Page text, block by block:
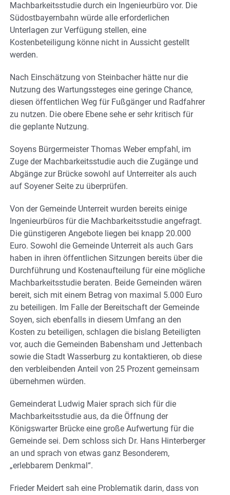
Machbarkeitsstudie durch ein Ingenieurbüro vor. Die
Südostbayernbahn würde alle erforderlichen
Unterlagen zur Verfügung stellen, eine
Kostenbeteiligung könne nicht in Aussicht gestellt
werden.
Nach Einschätzung von Steinbacher hätte nur die
Nutzung des Wartungssteges eine geringe Chance,
diesen öffentlichen Weg für Fußgänger und Radfahrer
zu nutzen. Die obere Ebene sehe er sehr kritisch für
die geplante Nutzung.
Soyens Bürgermeister Thomas Weber empfahl, im
Zuge der Machbarkeitsstudie auch die Zugänge und
Abgänge zur Brücke sowohl auf Unterreiter als auch
auf Soyener Seite zu überprüfen.
Von der Gemeinde Unterreit wurden bereits einige
Ingenieurbüros für die Machbarkeitsstudie angefragt.
Die günstigeren Angebote liegen bei knapp 20.000
Euro. Sowohl die Gemeinde Unterreit als auch Gars
haben in ihren öffentlichen Sitzungen bereits über die
Durchführung und Kostenaufteilung für eine mögliche
Machbarkeitsstudie beraten. Beide Gemeinden wären
bereit, sich mit einem Betrag von maximal 5.000 Euro
zu beteiligen. Im Falle der Bereitschaft der Gemeinde
Soyen, sich ebenfalls in diesem Umfang an den
Kosten zu beteiligen, schlagen die bislang Beteiligten
vor, auch die Gemeinden Babensham und Jettenbach
sowie die Stadt Wasserburg zu kontaktieren, ob diese
den verbleibenden Anteil von 25 Prozent gemeinsam
übernehmen würden.
Gemeinderat Ludwig Maier sprach sich für die
Machbarkeitsstudie aus, da die Öffnung der
Königswarter Brücke eine große Aufwertung für die
Gemeinde sei. Dem schloss sich Dr. Hans Hinterberger
an und sprach von etwas ganz Besonderem,
„erlebbarem Denkmal“.
Frieder Meidert sah eine Problematik darin, dass von